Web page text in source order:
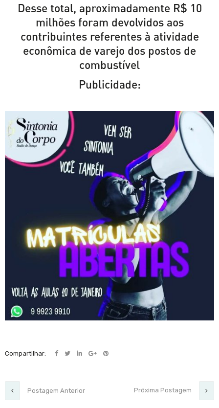
Desse total, aproximadamente R$ 10
milhões foram devolvidos aos
contribuintes referentes à atividade
econômica de varejo dos postos de
combustível
Publicidade:
Compartilhar:
Postagem Anterior Próxima Postagem